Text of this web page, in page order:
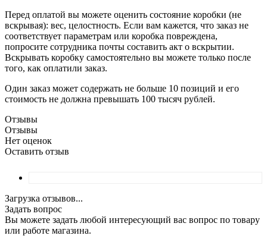
Перед оплатой вы можете оценить состояние коробки (не
вскрывая): вес, целостность. Если вам кажется, что заказ не
соответствует параметрам или коробка повреждена,
попросите сотрудника почты составить акт о вскрытии.
Вскрывать коробку самостоятельно вы можете только после
того, как оплатили заказ.
Один заказ может содержать не больше 10 позиций и его
стоимость не должна превышать 100 тысяч рублей.
Отзывы
Отзывы
Нет оценок
Оставить отзыв
Загрузка отзывов...
Задать вопрос
Вы можете задать любой интересующий вас вопрос по товару
или работе магазина.